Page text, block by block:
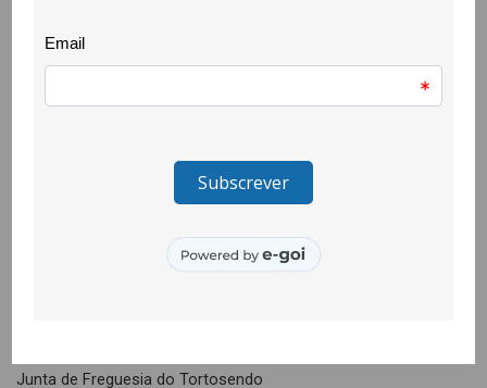
participação cidadã, bem como da diminuição de estereótipos
étnicos e de território.
Junta de Freguesia do Tortosendo